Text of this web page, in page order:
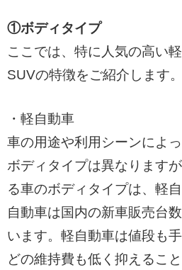
①ボディタイプ
ここでは、特に人気の高い
SUVの特徴をご紹介します。
・軽自動車
車の用途や利用シーンによ
ボディタイプは異なります
る車のボディタイプは、軽
自動車は国内の新車販売台
います。軽自動車は値段も
どの維持費も低く抑えるこ